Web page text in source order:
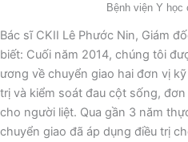
Bệnh viện Y học
Bác sĩ CKII Lê Phước Nin, Giám
biết: Cuối năm 2014, chúng tôi
ương về chuyển giao hai đơn vị
trị và kiểm soát đau cột sống,
cho người liệt. Qua gần 3 năm
chuyển giao đã áp dụng điều trị